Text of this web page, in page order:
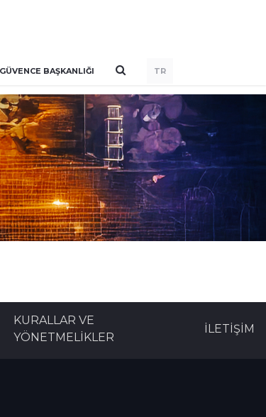
BAŞKANLIĞI TR
KURALLAR VE
YÖNETMELİKLER
İLETİŞİM